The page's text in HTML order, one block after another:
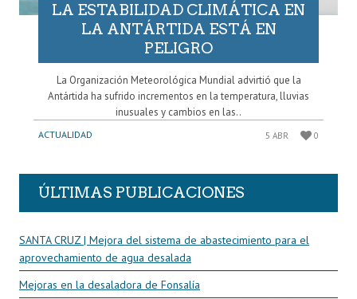
LA ESTABILIDAD CLIMÁTICA EN
LA ANTÁRTIDA ESTÁ EN
PELIGRO
La Organización Meteorológica Mundial advirtió que la
Antártida ha sufrido incrementos en la temperatura, lluvias
inusuales y cambios en las..
ACTUALIDAD 5 ABR 0
ÚLTIMAS PUBLICACIONES
SANTA CRUZ | Mejora del sistema de abastecimiento para el
aprovechamiento de agua desalada
Mejoras en la desaladora de Fonsalía